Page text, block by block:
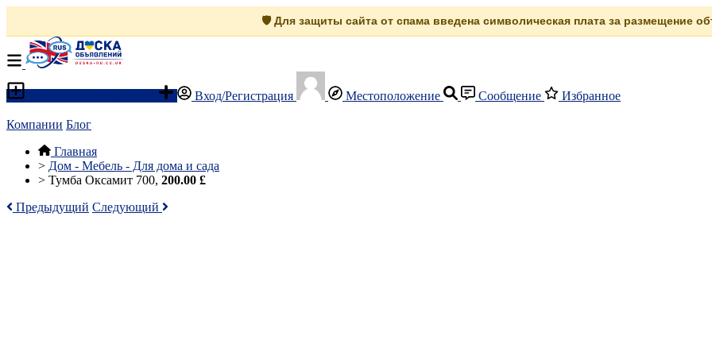
🛡️ Для защиты сайта от спама введена символическая плата за размещение
Вход/Регистрация Местоположение Сообщение Избранное
Компании Блог
Главная
> Дом - Мебель - Для дома и сада
> Тумба Оксамит 700, 200.00 £
Предыдущий Следующий